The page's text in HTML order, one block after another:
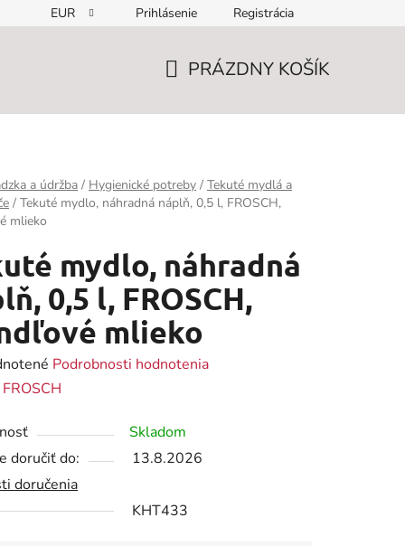
EUR Prihlásenie Registrácia
PRÁZDNY KOŠÍK
a údržba / Hygienické potreby / Tekuté mydlá a
/ Tekuté mydlo, náhradná náplň, 0,5 l, FROSCH,
mlieko
mydlo, náhradná
0,5 l, FROSCH,
mlieko
Podrobnosti hodnotenia
FROSCH
Skladom
doručiť do:
13.8.2026
doručenia
KHT433